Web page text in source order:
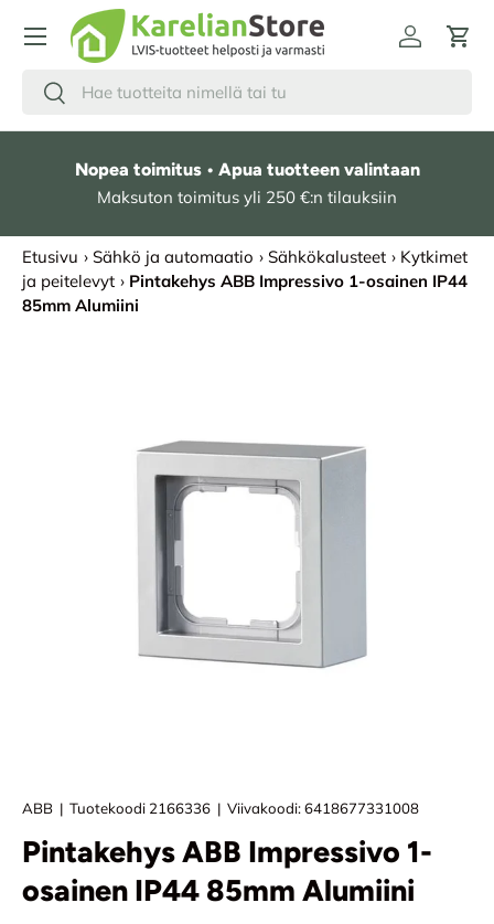
HYPPÄÄ SISÄLTÖÖN
Hae
Etsi
Kirjaudu
Nopea toimitus • Apua tuotteen valintaan
Maksuton toimitus yli 250 €:n tilauksiin
Etusivu › Sähkö ja automaatio › Sähkökalusteet › Kytkimet
ja peitelevyt › Pintakehys ABB Impressivo 1-osainen IP44
85mm Alumiini
ABB | Tuotekoodi 2166336 | Viivakoodi:6418677331008
Pintakehys ABB Impressivo 1-
osainen IP44 85mm Alumiini